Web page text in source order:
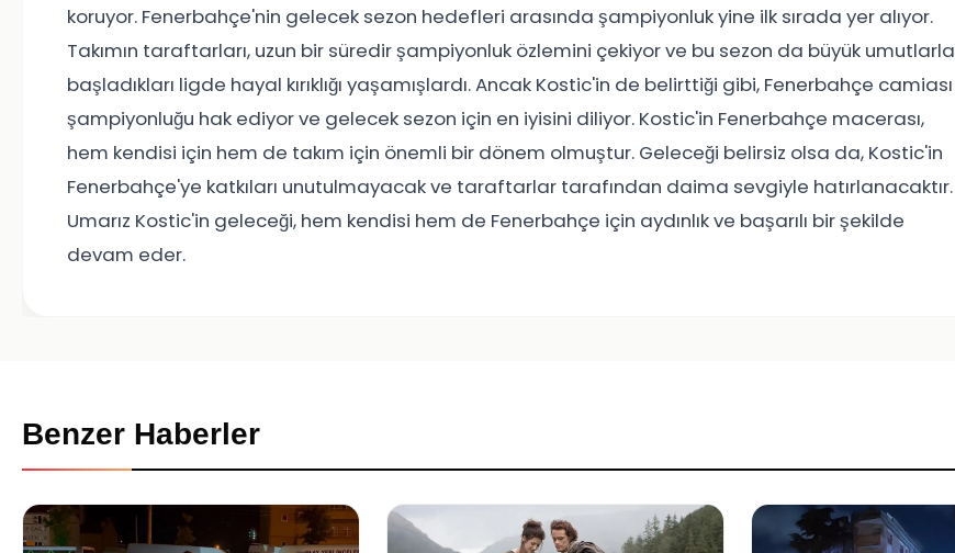
koruyor. Fenerbahçe'nin gelecek sezon hedefleri arasında şampiyonluk yine ilk sırada yer alıyor.
Takımın taraftarları, uzun bir süredir şampiyonluk özlemini çekiyor ve bu sezon da büyük umutlarla
başladıkları ligde hayal kırıklığı yaşamışlardı. Ancak Kostic'in de belirttiği gibi, Fenerbahçe camiası
şampiyonluğu hak ediyor ve gelecek sezon için en iyisini diliyor. Kostic'in Fenerbahçe macerası,
hem kendisi için hem de takım için önemli bir dönem olmuştur. Geleceği belirsiz olsa da, Kostic'in
Fenerbahçe'ye katkıları unutulmayacak ve taraftarlar tarafından daima sevgiyle hatırlanacaktır.
Umarız Kostic'in geleceği, hem kendisi hem de Fenerbahçe için aydınlık ve başarılı bir şekilde
devam eder.
Benzer Haberler